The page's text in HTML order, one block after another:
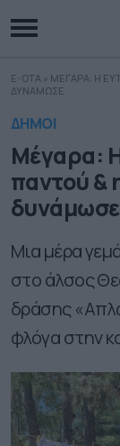
E-OTA » ΜΕΓΑΡΑ: Η
ΔΥΝΑΜΩΣΕ
ΔΗΜΟΙ
Μέγαρα:
παντού &
δυνάμωσε
Μια μέρα
στο άλσος
δράσης
φλόγα στην